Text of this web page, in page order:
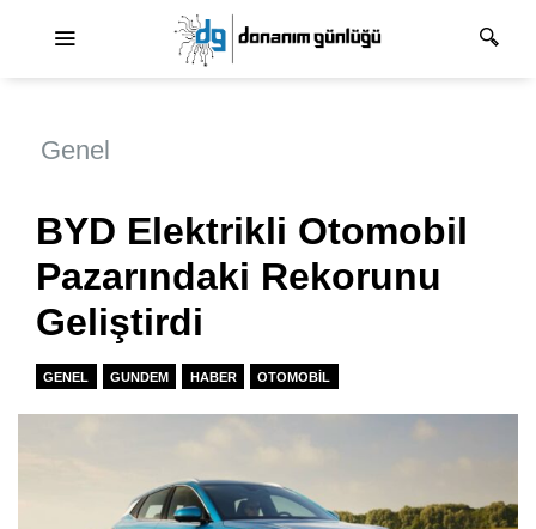
Genel
BYD Elektrikli Otomobil
Pazarındaki Rekorunu
Geliştirdi
GENEL GUNDEM HABER OTOMOBIL